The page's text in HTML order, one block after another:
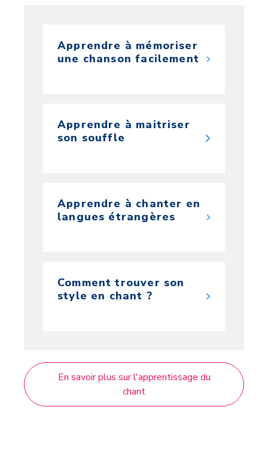
Apprendre à mémoriser
une chanson facilement
Apprendre à maitriser
son souffle
Apprendre à chanter en
langues étrangères
Comment trouver son
style en chant ?
En savoir plus sur l'apprentissage du
chant